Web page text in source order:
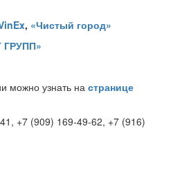
, «Чистый город»
ГРУПП»
можно узнать на странице
+7 (909) 169-49-62, +7 (916)